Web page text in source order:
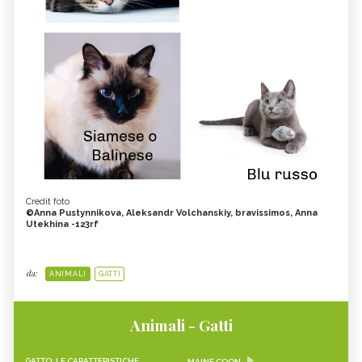
Credit foto
©Anna Pustynnikova, Aleksandr Volchanskiy, bravissimos, Anna
Utekhina -123rf
da: ANIMALI GATTI
Animali - Gatti